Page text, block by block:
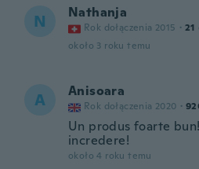
N Nathanja
Rok dołączenia 2015 · 21
około 3 roku temu
A Anisoara
Rok dołączenia 2020 ·
Un produs foarte
incredere!
około 4 roku temu